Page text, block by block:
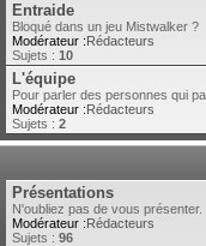
Entraide
Bloqué dans un jeu Mistwalker ?
Modérateur :Rédacteurs
Sujets : 10
L'équipe
Pour parler des personnes qui
Modérateur :Rédacteurs
Sujets : 2
Présentations
N'oubliez pas de vous présenter.
Modérateur :Rédacteurs
Sujets : 96